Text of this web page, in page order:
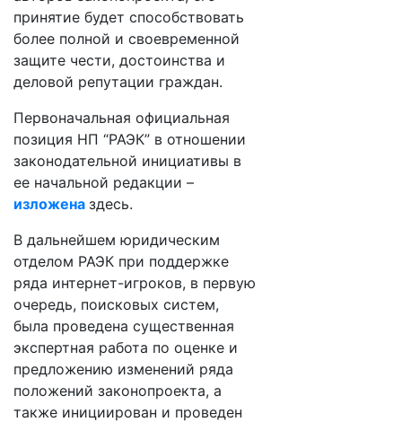
принятие будет способствовать
более полной и своевременной
защите чести, достоинства и
деловой репутации граждан.
Первоначальная официальная
позиция НП “РАЭК” в отношении
законодательной инициативы в
ее начальной редакции –
изложена здесь.
В дальнейшем юридическим
отделом РАЭК при поддержке
ряда интернет-игроков, в первую
очередь, поисковых систем,
была проведена существенная
экспертная работа по оценке и
предложению изменений ряда
положений законопроекта, а
также инициирован и проведен